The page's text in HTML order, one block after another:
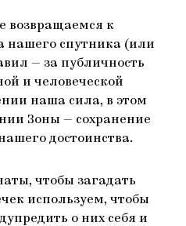
возвращаемся к
нашего спутника (или
— за публичность
и человеческой
наша сила, в этом
Зоны — сохранение
достоинства.
чтобы загадать
используем, чтобы
о них себя и